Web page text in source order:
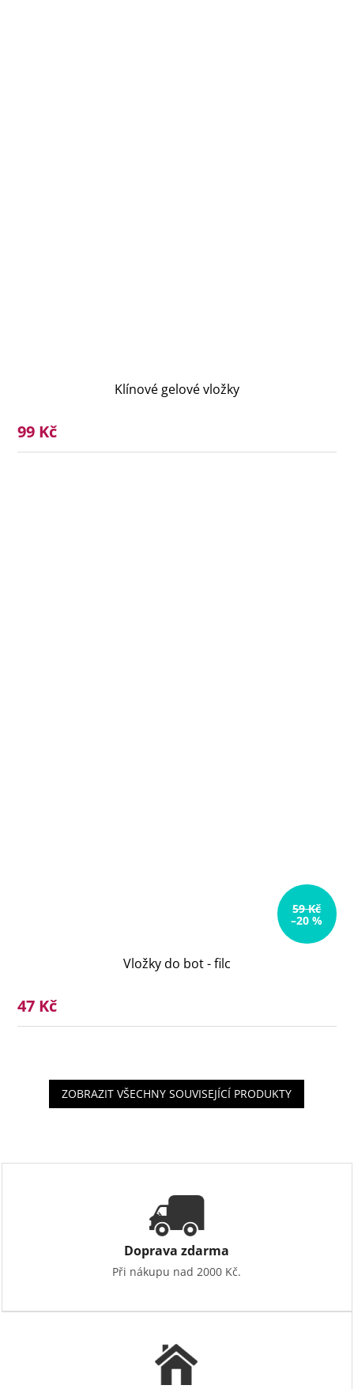
Klínové gelové vložky
99 Kč
59 Kč
–20 %
Vložky do bot - filc
47 Kč
ZOBRAZIT VŠECHNY SOUVISEJÍCÍ PRODUKTY
Doprava zdarma
Při nákupu nad 2000 Kč.